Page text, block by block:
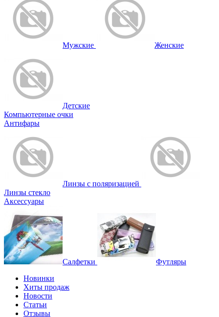
Мужские Женские
Детские
Компьютерные очки
Антифары
Линзы с поляризацией
Линзы стекло
Аксессуары
Салфетки
Футляры
Новинки
Хиты продаж
Новости
Статьи
Отзывы